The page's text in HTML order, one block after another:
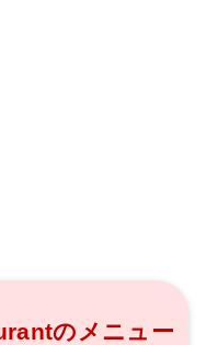
のメニュー